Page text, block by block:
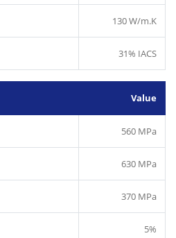
130 W/m.K
31% IACS
Value
560 MPa
630 MPa
370 MPa
5%